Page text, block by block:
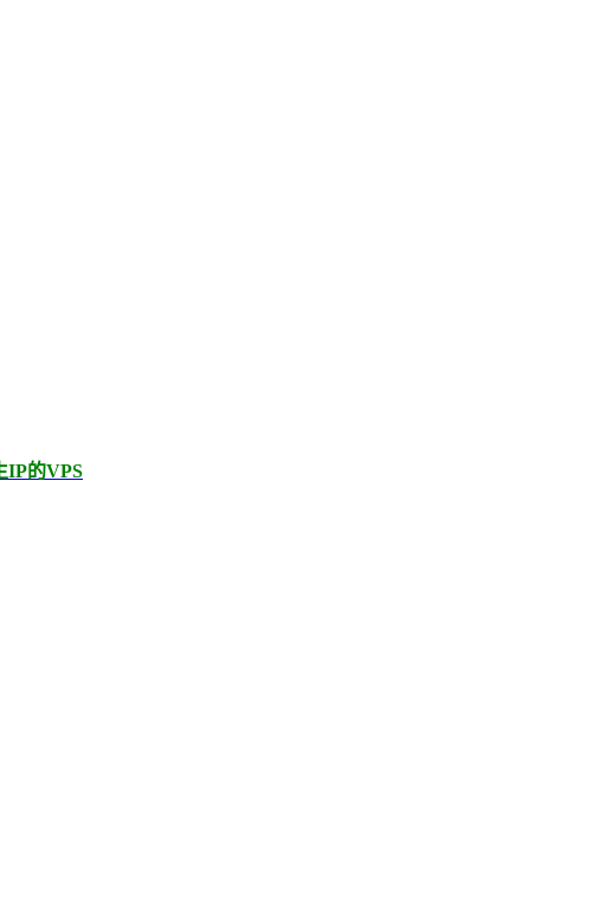
IP的VPS